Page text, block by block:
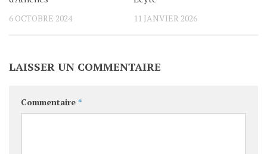
6 OCTOBRE 2024 11 JANVIER 2026
LAISSER UN COMMENTAIRE
Commentaire *